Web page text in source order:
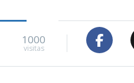
1000
visitas